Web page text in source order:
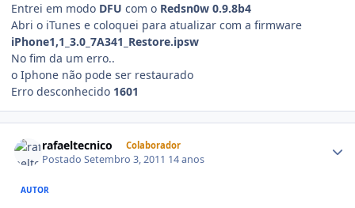
Entrei em modo DFU com o Redsn0w 0.9.8b4
Abri o iTunes e coloquei para atualizar com a firmware
iPhone1,1_3.0_7A341_Restore.ipsw
No fim da um erro..
o Iphone não pode ser restaurado
Erro desconhecido 1601
rafaeltecnico Colaborador
PostadoSetembro 3, 2011 14 anos
AUTOR